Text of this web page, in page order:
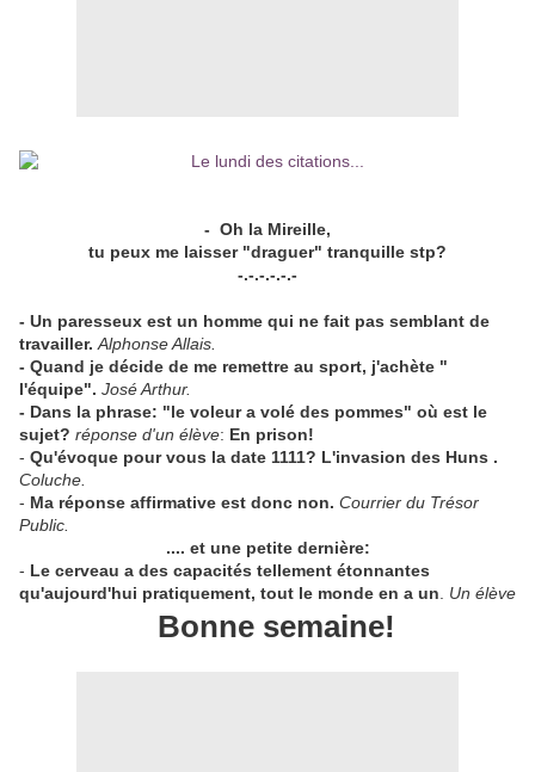
- Oh la Mireille,
tu peux me laisser "draguer" tranquille stp?
-.-.-.-.-.-
- Un paresseux est un homme qui ne fait pas semblant de
travailler. Alphonse Allais.
- Quand je décide de me remettre au sport, j'achète "
l'équipe". José Arthur.
- Dans la phrase: "le voleur a volé des pommes" où est le
sujet? réponse d'un élève: En prison!
- Qu'évoque pour vous la date 1111? L'invasion des Huns .
Coluche.
- Ma réponse affirmative est donc non. Courrier du Trésor
Public.
.... et une petite dernière:
- Le cerveau a des capacités tellement étonnantes
qu'aujourd'hui pratiquement, tout le monde en a un
Un élève
Bonne semaine!